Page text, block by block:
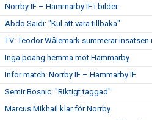
Norrby IF – Hammarby IF i bilder
Abdo Saidi: "Kul att vara tillbaka"
TV: Teodor Wålemark summerar
Inga poäng hemma mot Hammarby
Inför match: Norrby IF – Hammarby IF
Semir Bosnic: "Riktigt taggad"
Marcus Mikhail klar för Norrby